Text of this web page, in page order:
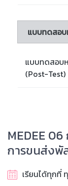
แบบทดสอบ
แบบทดสอบ
(Post-Test)
MEDEE
การขนส่งพั
เรียนได้ทุกที่